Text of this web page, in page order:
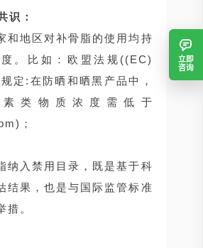
识：
和地区对补骨脂的使用均持
。比如：欧盟法规((EC)
定:在防晒和晒黑产品中，
类物质浓度需低于
；
纳入禁用目录，既是基于科
结果，也是与国际监管标准
措。
立即
咨询